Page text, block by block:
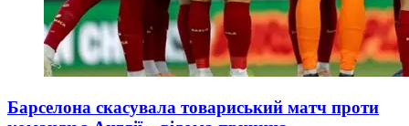
Барселона скасувала товариський матч проти